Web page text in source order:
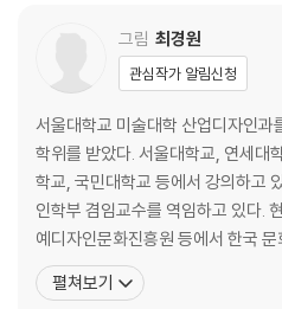
그림 최경원
관심작가 알림신청
서울대학교 미술대학 산업디자인과
학위를 받았다. 서울대학교, 연세대
학교, 국민대학교 등에서 강의하고
인학부 겸임교수를 역임하고 있다.
예디자인문화진흥원 등에서 한국
으며, 2010년에 현디자인연구소를
로 해석하는 디자인 브랜드 ‘훗컬렉
펼쳐보기